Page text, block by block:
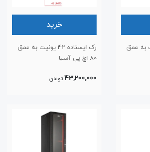
یونیت به عمق
خرید
رک ایستاده 42 یونیت به عمق
80 اچ پی آسیا
43,200,000 تومان